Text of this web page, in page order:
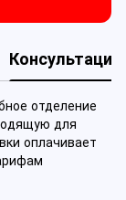
Консультация
отделение
для
оплачивает